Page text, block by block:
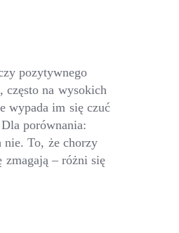
pozytywnego
często na wysokich
wypada im się czuć
porównania:
nie. To, że chorzy
zmagają – różni się